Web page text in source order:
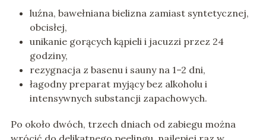
luźna, bawełniana bielizna zamiast syntetycznej,
obcisłej,
unikanie gorących kąpieli i jacuzzi przez 24
godziny,
rezygnacja z basenu i sauny na 1–2 dni,
łagodny preparat myjący bez alkoholu i
intensywnych substancji zapachowych.
Po około dwóch, trzech dniach od zabiegu można